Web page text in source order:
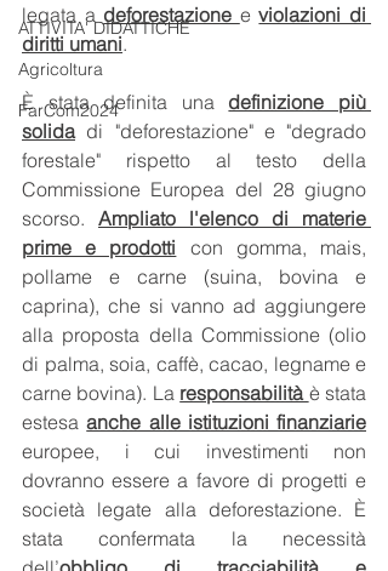
ATTIVITA' DIDATTICHE
Agricoltura
FarCom2024
legata a deforestazione e violazioni di
diritti umani.
È stata definita una definizione più
solida di "deforestazione" e "degrado
forestale" rispetto al testo della
Commissione Europea del 28 giugno
scorso. Ampliato l'elenco di materie
prime e prodotti con gomma, mais,
pollame e carne (suina, bovina e
caprina), che si vanno ad aggiungere
alla proposta della Commissione (olio
di palma, soia, caffè, cacao, legname e
carne bovina). La responsabilità è stata
estesa anche alle istituzioni finanziarie
europee, i cui investimenti non
dovranno essere a favore di progetti e
società legate alla deforestazione. È
stata confermata la necessità